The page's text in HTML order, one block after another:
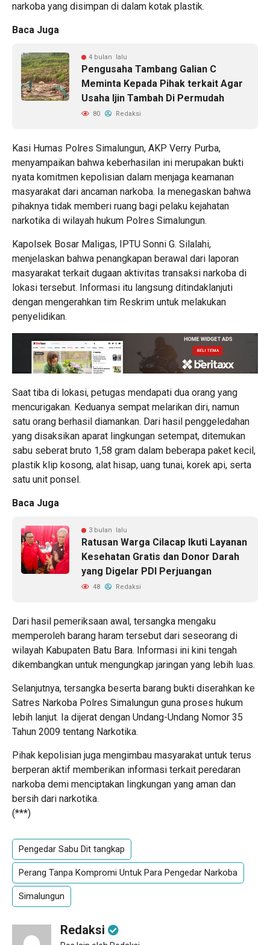
narkoba yang disimpan di dalam kotak plastik.
Baca Juga
4 bulan lalu
Pengusaha Tambang Galian C
Meminta Kepada Pihak terkait Agar
Usaha Ijin Tambah Di Permudah
80 Redaksi
Kasi Humas Polres Simalungun, AKP Verry Purba,
menyampaikan bahwa keberhasilan ini merupakan bukti
nyata komitmen kepolisian dalam menjaga keamanan
masyarakat dari ancaman narkoba. Ia menegaskan bahwa
pihaknya tidak memberi ruang bagi pelaku kejahatan
narkotika di wilayah hukum Polres Simalungun.
Kapolsek Bosar Maligas, IPTU Sonni G. Silalahi,
menjelaskan bahwa penangkapan berawal dari laporan
masyarakat terkait dugaan aktivitas transaksi narkoba di
lokasi tersebut. Informasi itu langsung ditindaklanjuti
dengan mengerahkan tim Reskrim untuk melakukan
penyelidikan.
Saat tiba di lokasi, petugas mendapati dua orang yang
mencurigakan. Keduanya sempat melarikan diri, namun
satu orang berhasil diamankan. Dari hasil penggeledahan
yang disaksikan aparat lingkungan setempat, ditemukan
sabu seberat bruto 1,58 gram dalam beberapa paket kecil,
plastik klip kosong, alat hisap, uang tunai, korek api, serta
satu unit ponsel.
Baca Juga
3 bulan lalu
Ratusan Warga Cilacap Ikuti Layanan
Kesehatan Gratis dan Donor Darah
yang Digelar PDI Perjuangan
48 Redaksi
Dari hasil pemeriksaan awal, tersangka mengaku
memperoleh barang haram tersebut dari seseorang di
wilayah Kabupaten Batu Bara. Informasi ini kini tengah
dikembangkan untuk mengungkap jaringan yang lebih luas.
Selanjutnya, tersangka beserta barang bukti diserahkan ke
Satres Narkoba Polres Simalungun guna proses hukum
lebih lanjut. Ia dijerat dengan Undang-Undang Nomor 35
Tahun 2009 tentang Narkotika.
Pihak kepolisian juga mengimbau masyarakat untuk terus
berperan aktif memberikan informasi terkait peredaran
narkoba demi menciptakan lingkungan yang aman dan
bersih dari narkotika.
(***)
Pengedar Sabu Dit tangkap
Perang Tanpa Kompromi Untuk Para Pengedar Narkoba
Simalungun
Redaksi